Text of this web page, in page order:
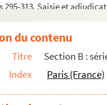
295-313. Saisie et
314-315. Expertise de
316-317. Quittance du
318-319. Acte de vente
320-324. Acte de vente
du contenu
Titre
Section B :
Index
Paris (France)